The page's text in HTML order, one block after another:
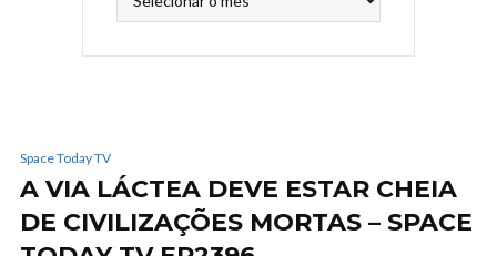
Space Today TV
A VIA LÁCTEA DEVE ESTAR CHEIA
DE CIVILIZAÇÕES MORTAS – SPACE